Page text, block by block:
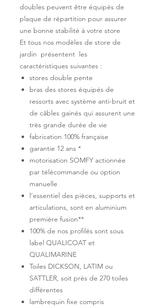
doubles peuvent être équipés de
plaque de répartition pour assurer
une bonne stabilité à votre store
Et tous nos modèles de store de
jardin présentent les
caractéristiques suivantes :
stores double pente
bras des stores équipés de
ressorts avec système anti-bruit et
de câbles gainés qui assurent une
très grande durée de vie
fabrication 100% française
garantie 12 ans *
motorisation SOMFY actionnée
par télécommande ou option
manuelle
l’essentiel des pièces, supports et
articulations, sont en aluminium
première fusion**
100% de nos profilés sont sous
label QUALICOAT et
QUALIMARINE
Toiles DICKSON, LATIM ou
SATTLER, soit près de 270 toiles
différentes
lambrequin fixe compris